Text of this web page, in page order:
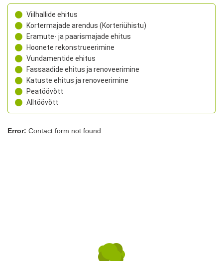
Viilhallide ehitus
Kortermajade arendus (Korteriühistu)
Eramute- ja paarismajade ehitus
Hoonete rekonstrueerimine
Vundamentide ehitus
Fassaadide ehitus ja renoveerimine
Katuste ehitus ja renoveerimine
Peatöövõtt
Alltöövõtt
Error: Contact form not found.